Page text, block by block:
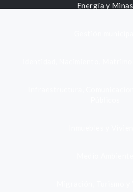
Energía y Minas